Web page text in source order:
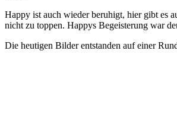
Happy ist auch wieder beruhigt, hier gibt es
nicht zu toppen. Happys Begeisterung war
Die heutigen Bilder entstanden auf einer